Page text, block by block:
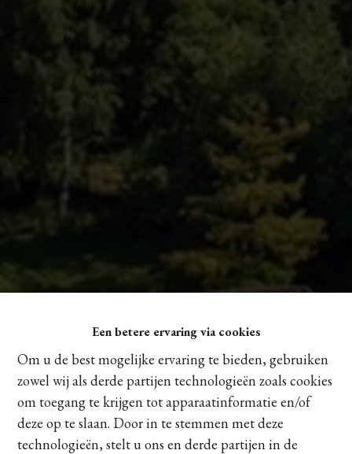
Een betere ervaring via cookies
Om u de best mogelijke ervaring te bieden, gebruiken
zowel wij als derde partijen technologieën zoals cookies
om toegang te krijgen tot apparaatinformatie en/of
deze op te slaan. Door in te stemmen met deze
technologieën, stelt u ons en derde partijen in de